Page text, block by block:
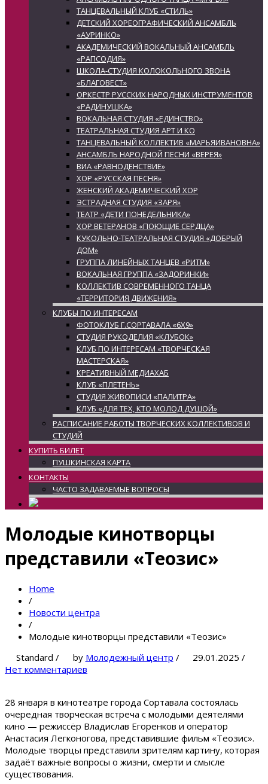
ТАНЦЕВАЛЬНЫЙ КЛУБ «СТИЛЬ»
ДЕТСКИЙ ХОРЕОГРАФИЧЕСКИЙ АНСАМБЛЬ
«АУРИНКО»
АКАДЕМИЧЕСКИЙ ВОКАЛЬНЫЙ АНСАМБЛЬ
«РАПСОДИЯ»
ШКОЛА-СТУДИЯ КОЛОКОЛЬНОГО ЗВОНА
«БЛАГОВЕСТ»
ОРКЕСТР РУССКИХ НАРОДНЫХ ИНСТРУМЕНТОВ
«РАДИНУШКА»
ВОКАЛЬНАЯ СТУДИЯ «ЕДИНСТВО»
ТЕАТРАЛЬНАЯ СТУДИЯ АРТ И КО
ТАНЦЕВАЛЬНЫЙ КОЛЛЕКТИВ «МАРЬЯИВАНОВНА»
АНСАМБЛЬ НАРОДНОЙ ПЕСНИ «ВЕРЕЯ»
ВИА «РАВНОДЕНСТВИЕ»
ХОР «РУССКАЯ ПЕСНЯ»
ЖЕНСКИЙ АКАДЕМИЧЕСКИЙ ХОР
ЭСТРАДНАЯ СТУДИЯ «ЗАРЯ»
ТЕАТР «ДЕТИ ПОНЕДЕЛЬНИКА»
ХОР ВЕТЕРАНОВ «ПОЮЩИЕ СЕРДЦА»
КУКОЛЬНО-ТЕАТРАЛЬНАЯ СТУДИЯ «ДОБРЫЙ
ДОМ»
ГРУППА ЛИНЕЙНЫХ ТАНЦЕВ «РИТМ»
ВОКАЛЬНАЯ ГРУППА «ЗАДОРИНКИ»
КОЛЛЕКТИВ СОВРЕМЕННОГО ТАНЦА
«ТЕРРИТОРИЯ ДВИЖЕНИЯ»
КЛУБЫ ПО ИНТЕРЕСАМ
ФОТОКЛУБ Г.СОРТАВАЛА «6Х9»
СТУДИЯ РУКОДЕЛИЯ «КЛУБОК»
КЛУБ ПО ИНТЕРЕСАМ «ТВОРЧЕСКАЯ
МАСТЕРСКАЯ»
КРЕАТИВНЫЙ МЕДИАХАБ
КЛУБ «ПЛЕТЕНЬ»
СТУДИЯ ЖИВОПИСИ «ПАЛИТРА»
КЛУБ «ДЛЯ ТЕХ, КТО МОЛОД ДУШОЙ»
РАСПИСАНИЕ РАБОТЫ ТВОРЧЕСКИХ КОЛЛЕКТИВОВ И
СТУДИЙ
КУПИТЬ БИЛЕТ
ПУШКИНСКАЯ КАРТА
КОНТАКТЫ
ЧАСТО ЗАДАВАЕМЫЕ ВОПРОСЫ
Молодые кинотворцы
представили «Теозис»
Home
/
Новости центра
/
Молодые кинотворцы представили «Теозис»
Standard / by Молодежный центр / 29.01.2025/
Нет комментариев
28 января в кинотеатре города Сортавала состоялась
очередная творческая встреча с молодыми деятелями
кино — режиссёр Владислав Егоренков и оператор
Анастасия Легконогова, представившие фильм «Теозис».
Молодые творцы представили зрителям картину, которая
задаёт важные вопросы о жизни, смерти и смысле
существования.